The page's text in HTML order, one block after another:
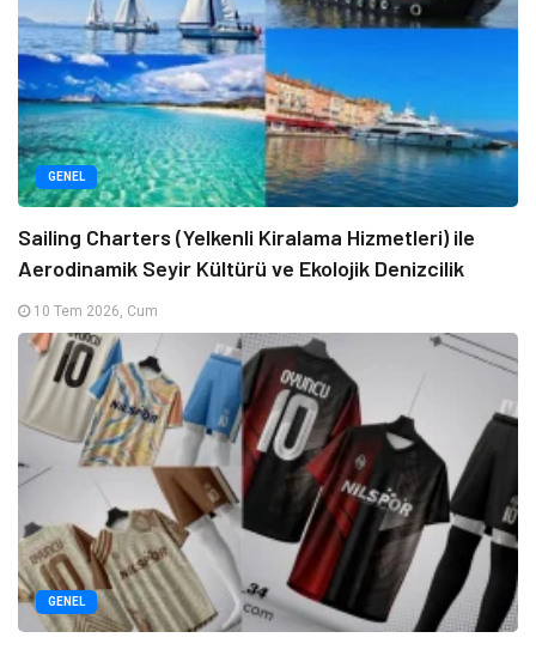
GENEL
Sailing Charters (Yelkenli Kiralama Hizmetleri) ile
Aerodinamik Seyir Kültürü ve Ekolojik Denizcilik
10 Tem 2026, Cum
GENEL